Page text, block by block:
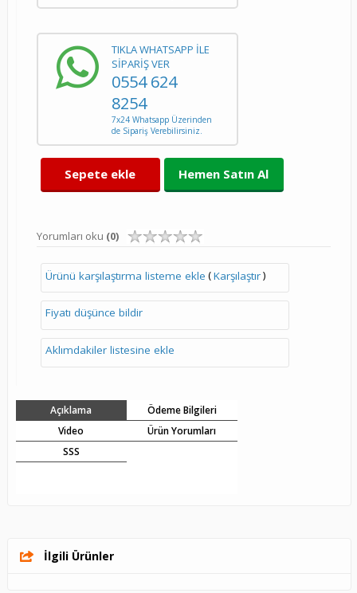
TIKLA WHATSAPP İLE
SİPARİŞ VER
0554 624
8254
7x24 Whatsapp Üzerinden
de Sipariş Verebilirsiniz.
Sepete ekle Hemen Satın Al
Yorumları oku (0)
Ürünü karşılaştırma listeme ekle (Karşılaştır)
Fiyatı düşünce bildir
Aklımdakiler listesine ekle
Açıklama
Ödeme Bilgileri
Video
Ürün Yorumları
SSS
İlgili Ürünler